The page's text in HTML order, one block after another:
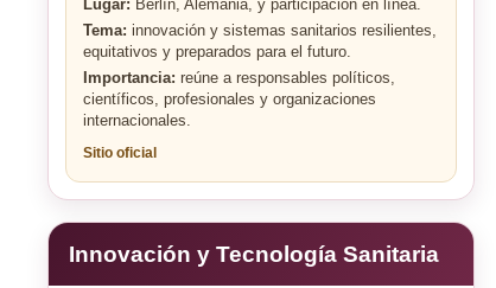
Lugar: Berlín, Alemania, y participación en línea.
Tema: innovación y sistemas sanitarios resilientes,
equitativos y preparados para el futuro.
Importancia: reúne a responsables políticos,
científicos, profesionales y organizaciones
internacionales.
Sitio oficial
Innovación y Tecnología Sanitaria